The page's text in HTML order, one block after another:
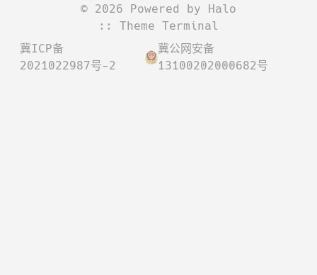
© 2026 Powered by Halo
:: Theme Terminal
冀ICP备
2021022987号-2
冀公网安备
13100202000682号